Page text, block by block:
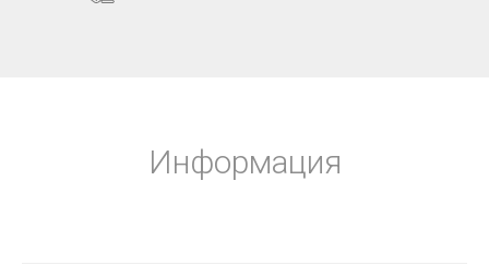
Информация